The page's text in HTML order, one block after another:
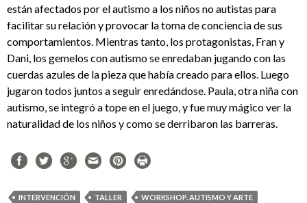
están afectados por el autismo a los niños no autistas para
facilitar su relación y provocar la toma de conciencia de sus
comportamientos. Mientras tanto, los protagonistas, Fran y
Dani, los gemelos con autismo se enredaban jugando con las
cuerdas azules de la pieza que había creado para ellos. Luego
jugaron todos juntos a seguir enredándose. Paula, otra niña con
autismo, se integró a tope en el juego, y fue muy mágico ver la
naturalidad de los niños y como se derribaron las barreras.
INTERVENCIÓN TALLER WORKSHOP. AUTISMO Y ARTE